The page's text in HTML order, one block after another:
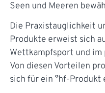
Seen und Meeren
Die Praxistauglichkeit
Produkte erweist sich
Wettkampfsport und
Von diesen Vorteilen
sich für ein °hf-Produkt